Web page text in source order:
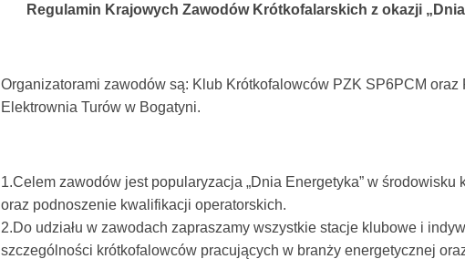
Regulamin Krajowych Zawodów Krótkofalarskich z okazji
Organizatorami zawodów są: Klub Krótkofalowców PZK SP6PCM oraz
Elektrownia Turów w Bogatyni.
1.Celem zawodów jest popularyzacja „Dnia Energetyka” w środowisku
oraz podnoszenie kwalifikacji operatorskich.
2.Do udziału w zawodach zapraszamy wszystkie stacje klubowe i
szczególności krótkofalowców pracujących w branży energetycznej